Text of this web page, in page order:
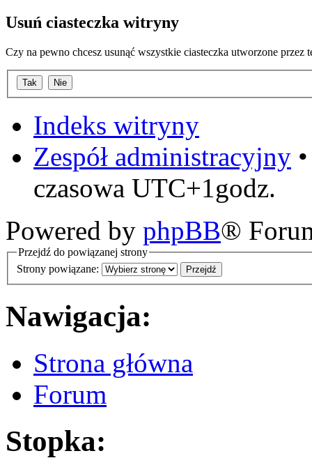
Usuń ciasteczka witryny
Czy na pewno chcesz usunąć wszystkie ciasteczka utworzone przez
Indeks witryny
Zespół administracyjny
czasowa UTC+1godz.
Powered by phpBB®
Przejdź do powiązanej strony
Strony powiązane:
Nawigacja:
Strona główna
Forum
Stopka: